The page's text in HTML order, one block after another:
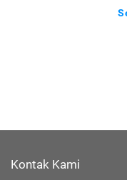
Kontak Kami